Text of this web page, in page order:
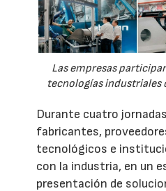
Las empresas
tecnologías industriales
Durante cuatro
fabricantes,
tecnológicos e
con la industria, en un
presentación de